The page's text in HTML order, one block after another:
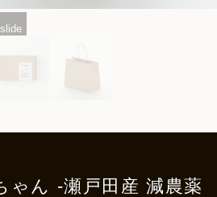
ゃん -瀬戸田産 減農薬